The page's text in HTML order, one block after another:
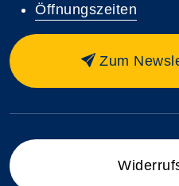
Öffnungszeiten
Zum